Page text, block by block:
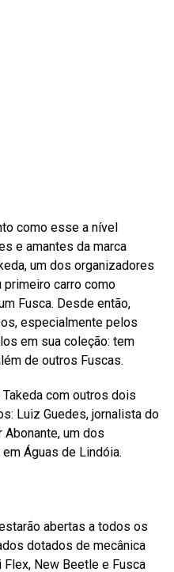
como esse a nível
e amantes da marca
um dos organizadores
primeiro carro como
Fusca. Desde então,
especialmente pelos
em sua coleção: tem
de outros Fuscas.
com outros dois
Luiz Guedes, jornalista do
um dos
Águas de Lindóia.
abertas a todos os
dotados de mecânica
New Beetle e Fusca